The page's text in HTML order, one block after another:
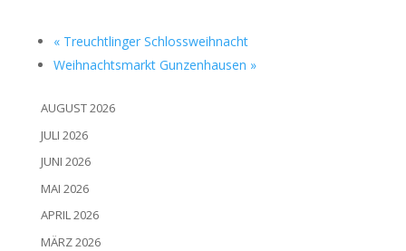
«Treucht­lin­ger Schloss­weih­nacht
Weih­nachts­markt Gun­zen­hau­sen »
AUGUST 2026
JULI 2026
JUNI 2026
MAI 2026
APRIL 2026
MÄRZ 2026